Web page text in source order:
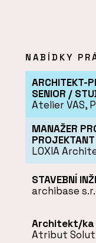
NABÍDKY
ARCHITEKT-
SENIOR /
Atelier VAS,
MANAŽER
PROJEKTANT
LOXIA
STAVEBNÍ
archibase
Architekt/
Atribut